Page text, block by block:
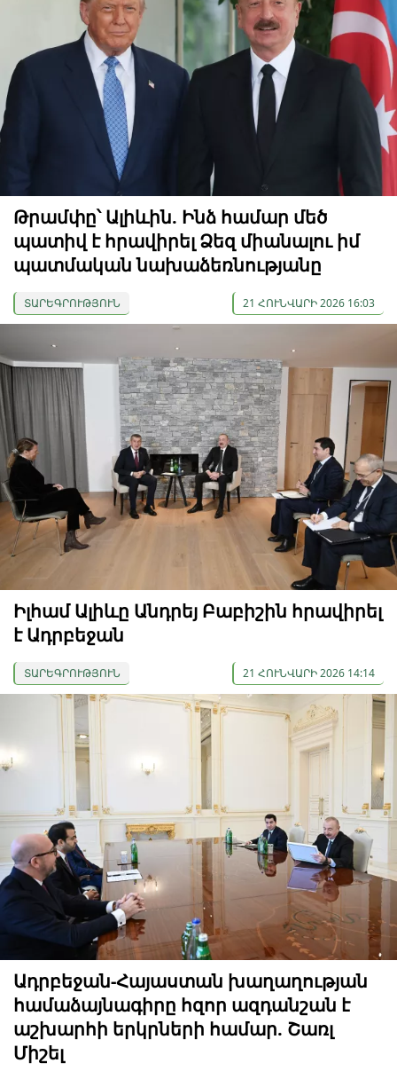
Թրամփը՝ Ալիևին. Ինձ համար մեծ
պատիվ է հրավիրել Ձեզ միանալու իմ
պատմական նախաձեռնությանը
ՏԱՐԵԳՐՈՒԹՅՈՒՆ 21 ՀՈՒՆՎԱՐԻ 2026 16:03
Իլհամ Ալիևը Անդրեյ Բաբիշին հրավիրել
է Ադրբեջան
ՏԱՐԵԳՐՈՒԹՅՈՒՆ 21 ՀՈՒՆՎԱՐԻ 2026 14:14
Ադրբեջան-Հայաստան խաղաղության
համաձայնագիրը հզոր ազդանշան է
աշխարհի երկրների համար. Շառլ
Միշել